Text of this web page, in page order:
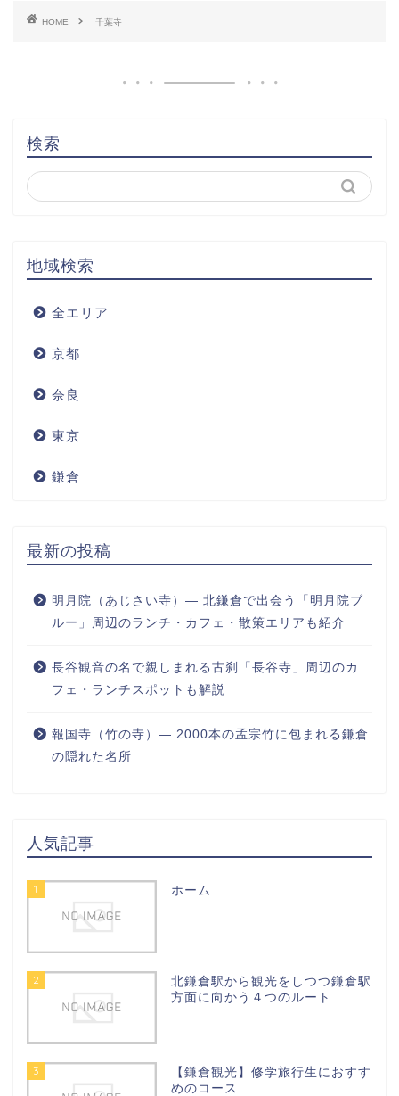
HOME 千葉寺
検索
地域検索
全エリア
京都
奈良
東京
鎌倉
最新の投稿
明月院（あじさい寺）― 北鎌倉で出会う「明月院ブ
ルー」周辺のランチ・カフェ・散策エリアも紹介
長谷観音の名で親しまれる古刹「長谷寺」周辺のカ
フェ・ランチスポットも解説
報国寺（竹の寺）― 2000本の孟宗竹に包まれる鎌倉
の隠れた名所
人気記事
1 ホーム
2
北鎌倉駅から観光をしつつ鎌倉駅
方面に向かう４つのルート
3
【鎌倉観光】修学旅行生におすす
めのコース